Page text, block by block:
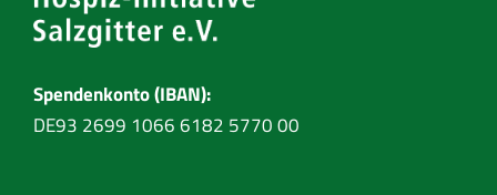
Spendenkonto (IBAN):
DE93 2699 1066 6182 5770 00